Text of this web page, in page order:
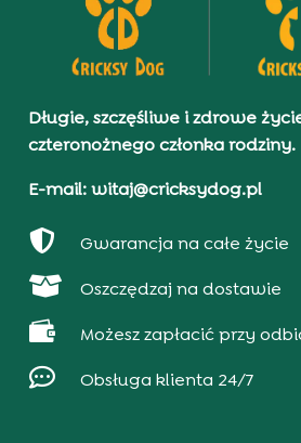
Długie, szczęśliwe i zdrowe
czteronożnego członka rodziny.
E-mail: witaj@cricksydog.pl
 Gwarancja na całe życie
 Oszczędzaj na dostawie
 Możesz zapłacić przy
 Obsługa klienta 24/7